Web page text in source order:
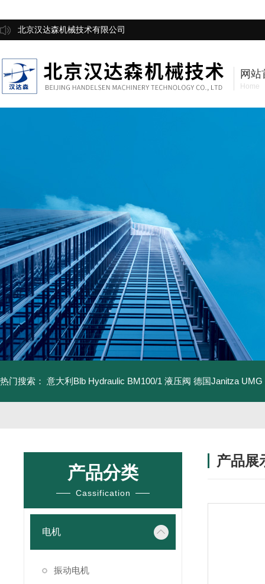
北京汉达森机械技术有限公司
网站
Home
热门搜索： 意大利Blb Hydraulic BM100/1 液压阀 德国Janitza UMG
产品分类
Cassification
电机
振动电机
产品展